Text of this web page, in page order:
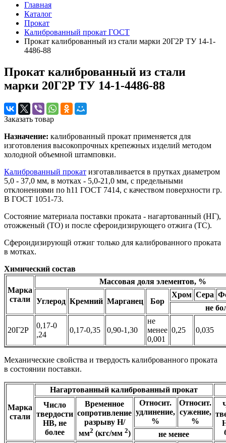
Главная
Каталог
Прокат
Калиброванный прокат ГОСТ
Прокат калиброванный из стали марки 20Г2Р ТУ 14-1-
4486-88
Прокат калиброванный из стали
марки 20Г2Р ТУ 14-1-4486-88
Заказать товар
Назначение: калиброванный прокат применяется для
изготовления высокопрочных крепежных изделий методом
холодной объемной штамповки.
Калиброванный прокат изготавливается в прутках диаметром
5,0 - 37,0 мм, в мотках - 5,0-21,0 мм, с предельными
отклонениями по h11 ГОСТ 7414, с качеством поверхности гр.
В ГОСТ 1051-73.
Состояние материала поставки проката - нагартованный (НГ),
отожженый (ТО) и после сфероидизирующего отжига (ТС).
Сфероидизирующй отжиг только для калиброванного проката
в мотках.
Химический состав
Марка
стали
Массовая доля элементов, %
Углерод Кремний Марганец Бор
Хром Сера
не
20Г2Р
0,17-0
,24
0,17-0,35 0,90-1,30
не
менее
0,001
0,25 0,035
Механические свойства и твердость калиброванного проката
в состоянии поставки.
Марка
стали
Нагартованный калиброванный прокат
Число
твердости
НВ, не
более
Временное
сопротивление
разрыву Н/
мм2 (кгс/мм 2)
Относит.
удлинение,
%
Относит.
сужение,
%
не менее